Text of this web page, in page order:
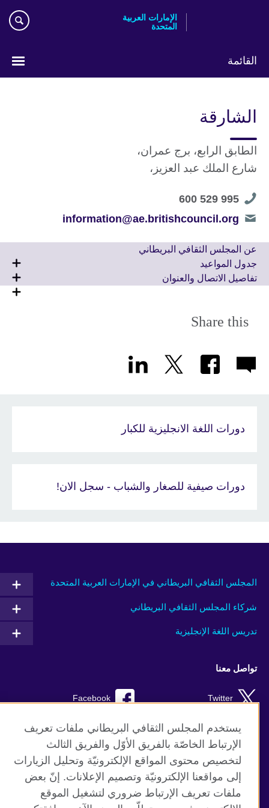
الإمارات العربية
المتحدة
القائمة
الشارقة
الطابق الرابع، برج عمران،
شارع الملك عبد العزيز،
Telephone
number
995 529 600
Telephone
information@ae.britishcouncil.org
عن المجلس الثقافي البريطاني
جدول المواعيد
تفاصيل الاتصال والعنوان
Share this
دورات اللغة الانجليزية للكبار
دورات صيفية للصغار والشباب - سجل الان!
المجلس الثقافي البريطاني في الإمارات العربية المتحدة
شركاء المجلس الثقافي البريطاني
تدريس اللغة الإنجليزية
تواصل معنا
Facebook Twitter
Instagram RSS
TikTok
يستخدم المجلس الثقافي البريطاني ملفات تعريف
الإرتباط الخاصّة بالفريق الأوّل والفريق الثالث
لتخصيص محتوى المواقع الإلكترونيّة وتحليل الزيارات
إلى مواقعنا الإلكترونيّة وتصميم الإعلانات. إنّ بعض
ملفات تعريف الإرتباط ضروري لتشغيل الموقع